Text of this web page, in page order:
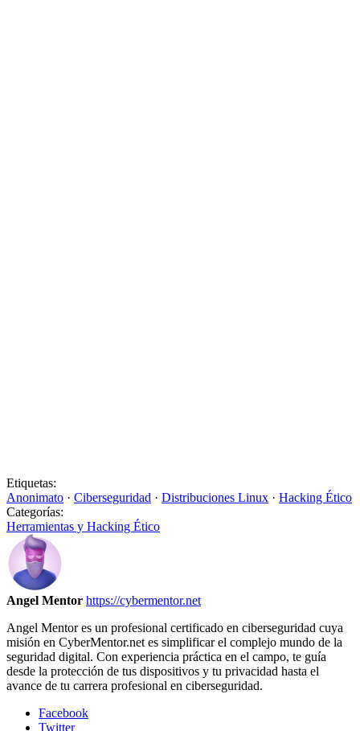
Etiquetas:
Anonimato · Ciberseguridad · Distribuciones Linux · Hacking Ético
Categorías:
Herramientas y Hacking Ético
Angel Mentor https://cybermentor.net
Angel Mentor es un profesional certificado en ciberseguridad cuya
misión en CyberMentor.net es simplificar el complejo mundo de la
seguridad digital. Con experiencia práctica en el campo, te guía
desde la protección de tus dispositivos y tu privacidad hasta el
avance de tu carrera profesional en ciberseguridad.
Facebook
Twitter